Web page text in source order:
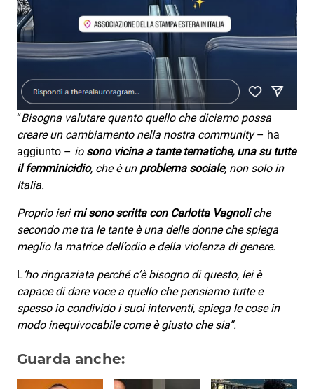
“Bisogna valutare quanto quello che diciamo possa
creare un cambiamento nella nostra community– ha
aggiunto – io sono vicina a tante tematiche, una su tutte
il femminicidio, che è un problema sociale, non solo in
Italia.
Proprio ierimi sono scritta con Carlotta Vagnoliche
secondo me tra le tante è una delle donne che spiega
meglio la matrice dell’odio e della violenza di genere.
L’ho ringraziata perché c’è bisogno di questo, lei è
capace di dare voce a quello che pensiamo tutte e
spesso io condivido i suoi interventi, spiega le cose in
modo inequivocabile come è giusto che sia”.
Guarda anche: